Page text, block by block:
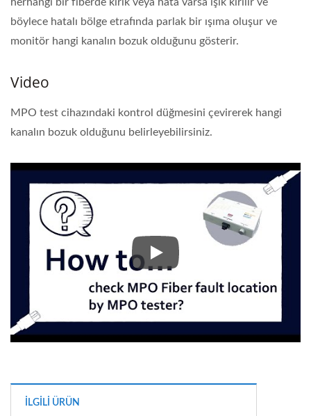
herhangi bir fiberde kırık veya hata varsa ışık kırılır ve
böylece hatalı bölge etrafında parlak bir ışıma oluşur ve
monitör hangi kanalın bozuk olduğunu gösterir.
Video
MPO test cihazındaki kontrol düğmesini çevirerek hangi
kanalın bozuk olduğunu belirleyebilirsiniz.
MPO test cihazındaki kontrol
İLGILI ÜRÜN